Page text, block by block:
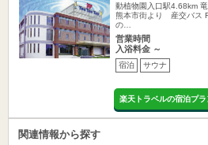
動植物園入口駅4.68km
熊本市街より 産交バス
の…
営業時間
入浴料金 ～
宿泊 サウナ
楽天トラベルの宿泊プラ
関連情報から探す